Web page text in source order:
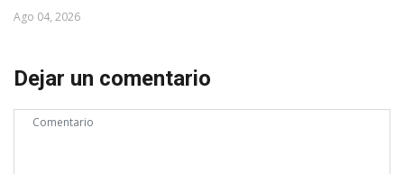
Ago 04, 2026
Dejar un comentario